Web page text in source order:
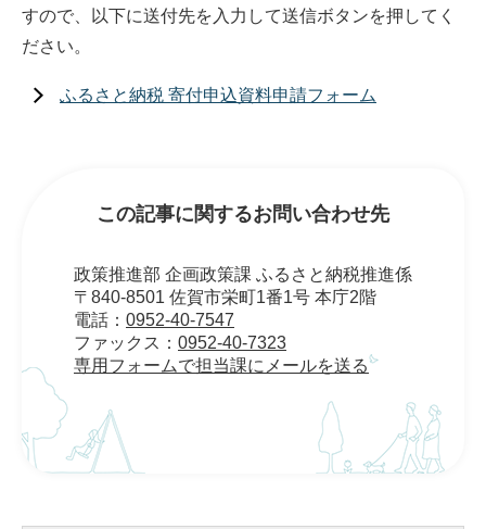
すので、以下に送付先を入力して送信ボタンを押してく
ださい。
ふるさと納税 寄付申込資料申請フォーム
この記事に関するお問い合わせ先
政策推進部 企画政策課 ふるさと納税推進係
〒840-8501 佐賀市栄町1番1号 本庁2階
電話： 0952-40-7547
ファックス： 0952-40-7323
専用フォームで担当課にメールを送る